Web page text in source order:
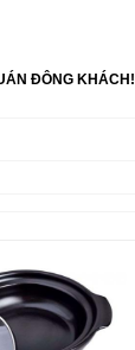
ĐÔNG KHÁCH!